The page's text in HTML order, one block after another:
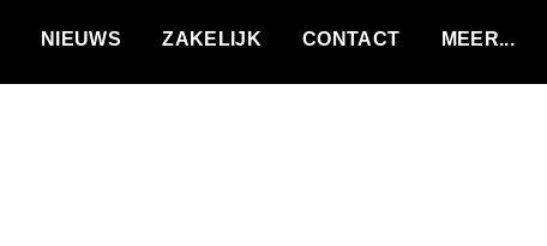
NIEUWS ZAKELIJK CONTACT